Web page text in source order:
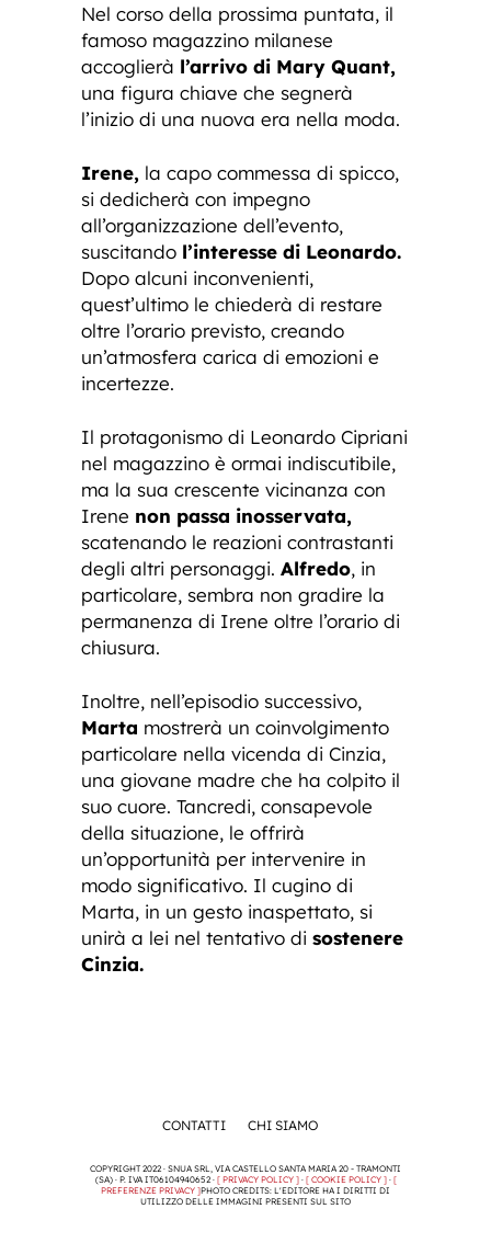
Nel corso della prossima puntata, il
famoso magazzino milanese
accoglierà l’arrivo di Mary Quant,
una figura chiave che segnerà
l’inizio di una nuova era nella moda.
Irene, la capo commessa di spicco,
si dedicherà con impegno
all’organizzazione dell’evento,
suscitando l’interesse di Leonardo.
Dopo alcuni inconvenienti,
quest’ultimo le chiederà di restare
oltre l’orario previsto, creando
un’atmosfera carica di emozioni e
incertezze.
Il protagonismo di Leonardo Cipriani
nel magazzino è ormai indiscutibile,
ma la sua crescente vicinanza con
Irene non passa inosservata,
scatenando le reazioni contrastanti
degli altri personaggi. Alfredo, in
particolare, sembra non gradire la
permanenza di Irene oltre l’orario di
chiusura.
Inoltre, nell’episodio successivo,
Marta mostrerà un coinvolgimento
particolare nella vicenda di Cinzia,
una giovane madre che ha colpito il
suo cuore. Tancredi, consapevole
della situazione, le offrirà
un’opportunità per intervenire in
modo significativo. Il cugino di
Marta, in un gesto inaspettato, si
unirà a lei nel tentativo di sostenere
Cinzia.
CONTATTI CHI SIAMO
COPYRIGHT 2022 · SNUA SRL, VIA CASTELLO SANTA MARIA 20 - TRAMONTI
(SA) · P. IVA IT06104940652 · [ PRIVACY POLICY ]· [ COOKIE POLICY ]· [
PREFERENZE PRIVACY ]PHOTO CREDITS: L'EDITORE HA I DIRITTI DI
UTILIZZO DELLE IMMAGINI PRESENTI SUL SITO